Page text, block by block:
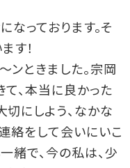
なっております。そ
す！
ンときました。宗岡
て、本当に良かった
にしよう、なかな
絡をして会いにいこ
緒で、今の私は、少